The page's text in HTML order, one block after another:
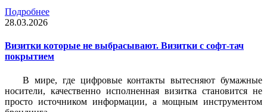
Подробнее
28.03.2026
Визитки которые не выбрасывают. Визитки с софт-тач
покрытием
В мире, где цифровые контакты вытесняют бумажные
носители, качественно исполненная визитка становится не
просто источником информации, а мощным инструментом